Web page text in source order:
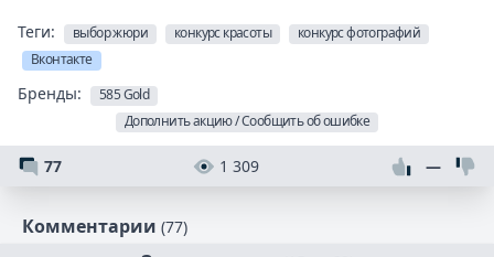
Теги: выбор жюри конкурс красоты
конкурс фотографий
Вконтакте
Бренды:
585 Gold
Дополнить акцию / Сообщить об ошибке
77 1 309 —
Комментарии (77)